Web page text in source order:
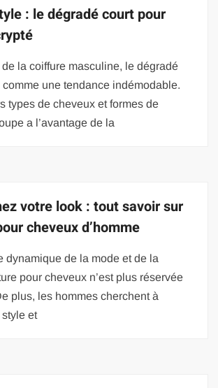
: le dégradé court pour
de la coiffure masculine, le dégradé
comme une tendance indémodable.
types de cheveux et formes de
a l’avantage de la
votre look : tout savoir sur
cheveux d’homme
dynamique de la mode et de la
pour cheveux n’est plus réservée
plus, les hommes cherchent à
et